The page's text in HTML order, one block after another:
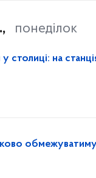
понеділок
у столиці: на